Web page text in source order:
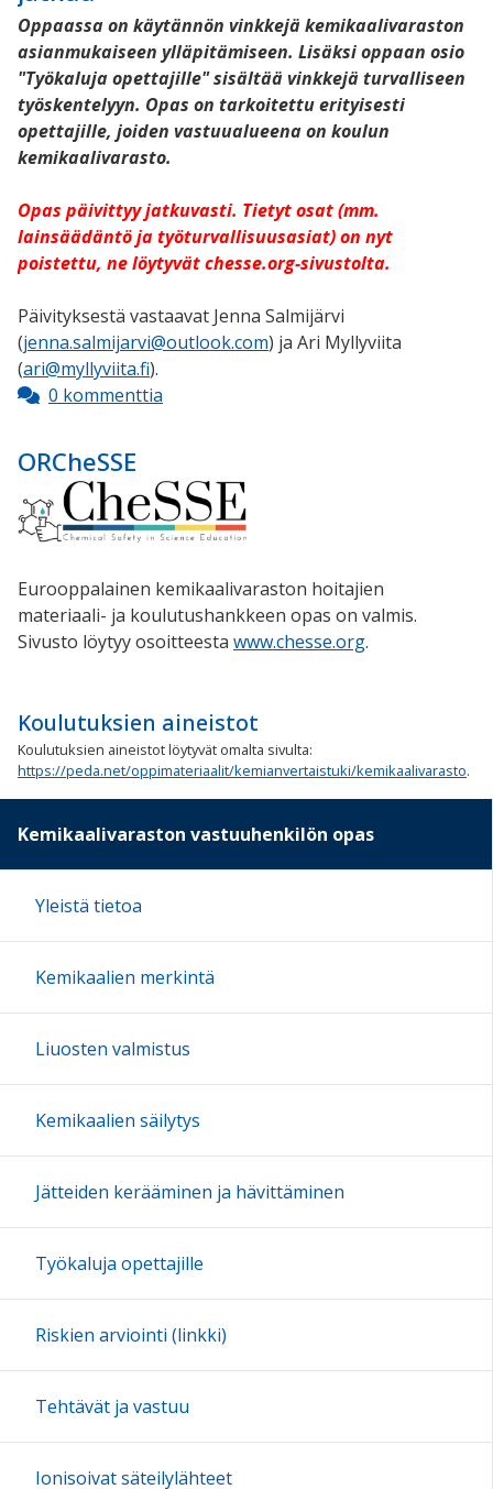
Oppaassa on käytännön vinkkejä kemikaalivaraston
asianmukaiseen ylläpitämiseen. Lisäksi oppaan osio
"Työkaluja opettajille" sisältää vinkkejä turvalliseen
työskentelyyn. Opas on tarkoitettu erityisesti
opettajille, joiden vastuualueena on koulun
kemikaalivarasto.
Opas päivittyy jatkuvasti. Tietyt osat (mm.
lainsäädäntö ja työturvallisuusasiat) on nyt
poistettu, ne löytyvät chesse.org-sivustolta.
Päivityksestä vastaavat Jenna Salmijärvi
(jenna.salmijarvi@outlook.com) ja Ari Myllyviita
(ari@myllyviita.fi).
0 kommenttia
ORCheSSE
Eurooppalainen kemikaalivaraston hoitajien
materiaali- ja koulutushankkeen opas on valmis.
Sivusto löytyy osoitteesta www.chesse.org.
Koulutuksien aineistot
Koulutuksien aineistot löytyvät omalta sivulta:
https://peda.net/oppimateriaalit/kemianvertaistuki/kemikaalivarasto.
Kemikaalivaraston vastuuhenkilön opas
Yleistä tietoa
Kemikaalien merkintä
Liuosten valmistus
Kemikaalien säilytys
Jätteiden kerääminen ja hävittäminen
Työkaluja opettajille
Riskien arviointi (linkki)
Tehtävät ja vastuu
Ionisoivat säteilylähteet